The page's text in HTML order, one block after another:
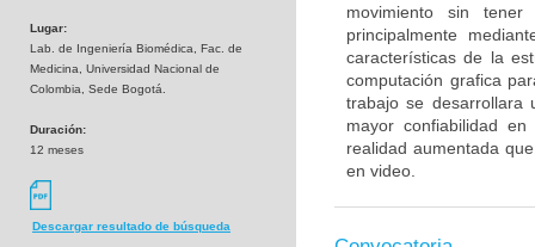
Lugar:
Lab. de Ingeniería Biomédica, Fac. de
Medicina, Universidad Nacional de
Colombia, Sede Bogotá.
Duración:
12 meses
Descargar resultado de búsqueda
movimiento sin
principalmente
características de la
computación grafica
trabajo se desarrollara
mayor confiabilidad
realidad aumentada
en video.